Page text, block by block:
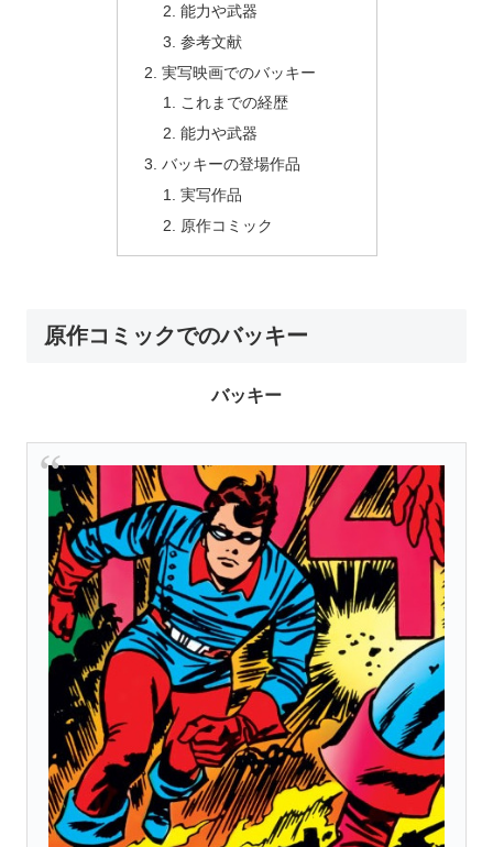
能力や武器
参考文献
実写映画でのバッキー
これまでの経歴
能力や武器
バッキーの登場作品
実写作品
原作コミック
原作コミックでのバッキー
バッキー